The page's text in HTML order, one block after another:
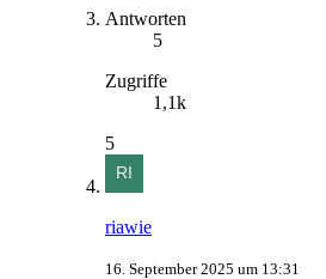
Antworten
5
Zugriffe
1,1k
5
riawie
16. September 2025 um 13:31